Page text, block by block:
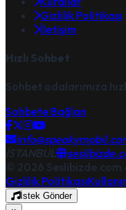
Gizlilik Politikası
İletişim
Hızlı Sohbet
Sohbet odalarımıza
Sohbete Bağlan
İSTANBUL
© 2026 Seslibizde.com -
Gizlilik Politikası
İstek Gönder